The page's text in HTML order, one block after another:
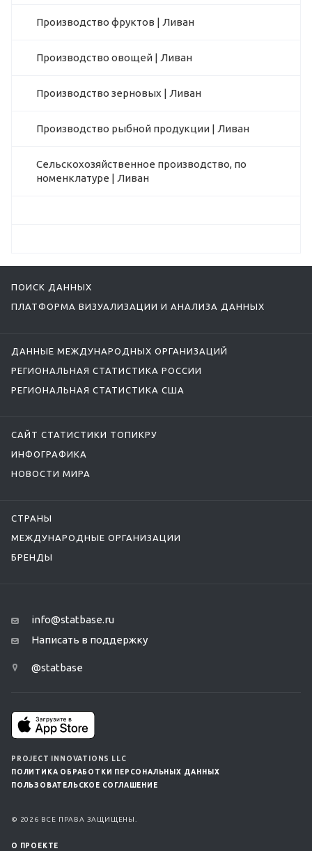
Производство фруктов | Ливан
Производство овощей | Ливан
Производство зерновых | Ливан
Производство рыбной продукции | Ливан
Сельскохозяйственное производство, по
номенклатуре | Ливан
ПОИСК ДАННЫХ
ПЛАТФОРМА ВИЗУАЛИЗАЦИИ И АНАЛИЗА ДАННЫХ
ДАННЫЕ МЕЖДУНАРОДНЫХ ОРГАНИЗАЦИЙ
РЕГИОНАЛЬНАЯ СТАТИСТИКА РОССИИ
РЕГИОНАЛЬНАЯ СТАТИСТИКА США
САЙТ СТАТИСТИКИ ТОПИКРУ
ИНФОГРАФИКА
НОВОСТИ МИРА
СТРАНЫ
МЕЖДУНАРОДНЫЕ ОРГАНИЗАЦИИ
БРЕНДЫ
info@statbase.ru
Написать в поддержку
@statbase
PROJECT INNOVATIONS LLC
ПОЛИТИКА ОБРАБОТКИ ПЕРСОНАЛЬНЫХ ДАННЫХ
ПОЛЬЗОВАТЕЛЬСКОЕ СОГЛАШЕНИЕ
© 2026 ВСЕ ПРАВА ЗАЩИЩЕНЫ.
О ПРОЕКТЕ